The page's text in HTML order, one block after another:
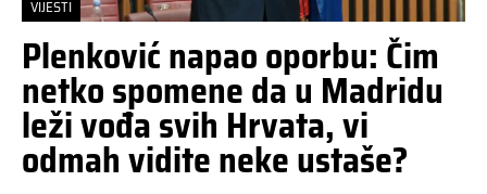
VIJESTI
Plenković napao oporbu: Čim
netko spomene da u Madridu
leži vođa svih Hrvata, vi
odmah vidite neke ustaše?